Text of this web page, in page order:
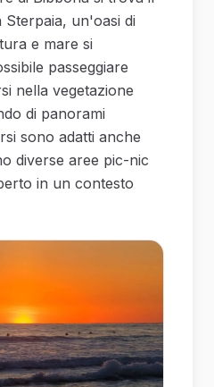
Sterpaia, un'oasi di
e mare si
passeggiare
nella vegetazione
di panorami
sono adatti anche
diverse aree pic-nic
in un contesto